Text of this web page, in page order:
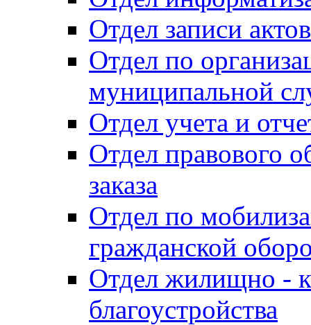
Отдел записи
Отдел по
муниципальной
Отдел учета и
Отдел правового
заказа
Отдел по
гражданской
Отдел жилищно -
благоустройства